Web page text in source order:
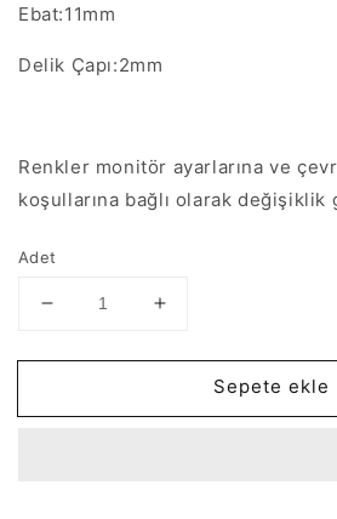
Ebat:11mm
Delik Çapı:2mm
Renkler monitör ayarlarına ve
koşullarına bağlı olarak değişiklik
Adet
Kaplama
Kuş
Pirinç
Kaplama
Kuş
Sepete ekle